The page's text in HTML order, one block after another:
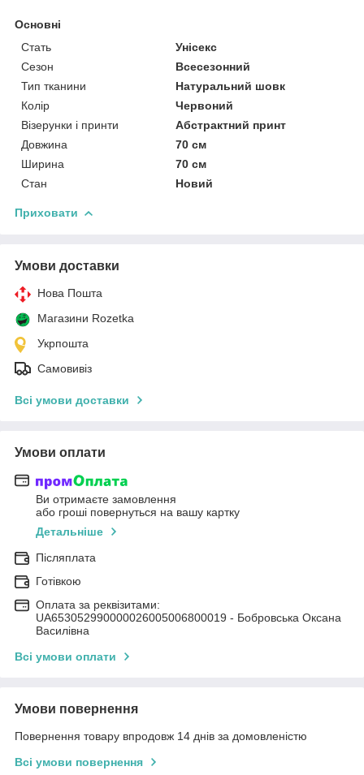
Основні
Стать
Унісекс
Сезон
Всесезонний
Тип тканини
Натуральний шовк
Колір
Червоний
Візерунки і принти
Абстрактний принт
Довжина
70 см
Ширина
70 см
Стан
Новий
Приховати
Умови доставки
Нова Пошта
Магазини Rozetka
Укрпошта
Самовивіз
Всі умови доставки
Умови оплати
Ви отримаєте замовлення
або гроші повернуться на вашу картку
Детальніше
Післяплата
Готівкою
Оплата за реквізитами:
UA653052990000026005006800019 - Бобровська Оксана
Василівна
Всі умови оплати
Умови повернення
Повернення товару впродовж 14 днів за домовленістю
Всі умови повернення